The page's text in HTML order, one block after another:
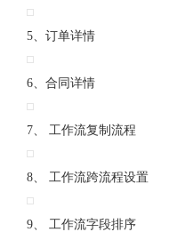
5、订单详情
6、合同详情
7、 工作流复制流程
8、 工作流跨流程设置
9、 工作流字段排序